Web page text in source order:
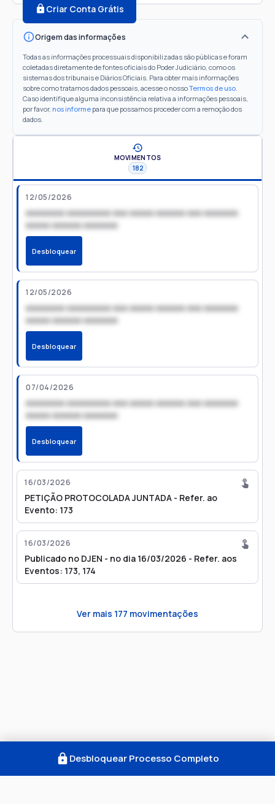
Criar Conta Grátis
Origem das informações
Todas as informações processuais disponibilizadas são públicas e foram
coletadas diretamente de fontes oficiais do Poder Judiciário, como os
sistemas dos tribunais e Diários Oficiais. Para obter mais informações
sobre como tratamos dados pessoais, acesse o nossoTermos de uso.
Caso identifique alguma inconsistência relativa a informações pessoais,
por favor, nos informe para que possamos proceder com a remoção dos
dados.
MOVIMENTOS
182
12/05/2026
xxxxxxxx xxxxxxxxx xxx xxxxx xxxxxx xxx xxxxxxx
xxxxx xxxxxx xxxxxxx
Desbloquear
12/05/2026
xxxxxxxx xxxxxxxxx xxx xxxxx xxxxxx xxx xxxxxxx
xxxxx xxxxxx xxxxxxx
Desbloquear
07/04/2026
xxxxxxxx xxxxxxxxx xxx xxxxx xxxxxx xxx xxxxxxx
xxxxx xxxxxx xxxxxxx
Desbloquear
16/03/2026
PETIÇÃO PROTOCOLADA JUNTADA - Refer. ao
Evento: 173
16/03/2026
Publicado no DJEN - no dia 16/03/2026 - Refer. aos
Eventos: 173, 174
Ver mais 177 movimentações
Desbloquear Processo Completo